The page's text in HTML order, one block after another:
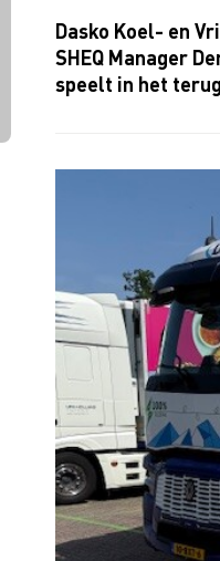
Dasko Koel- en
SHEQ Manager
speelt in het